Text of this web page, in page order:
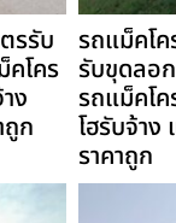
รรับ
คโคร
ง
ถูก
รถแม็คโค
รับขุดลอ
รถแม็คโค
โฮรับจ้าง
ราคาถูก